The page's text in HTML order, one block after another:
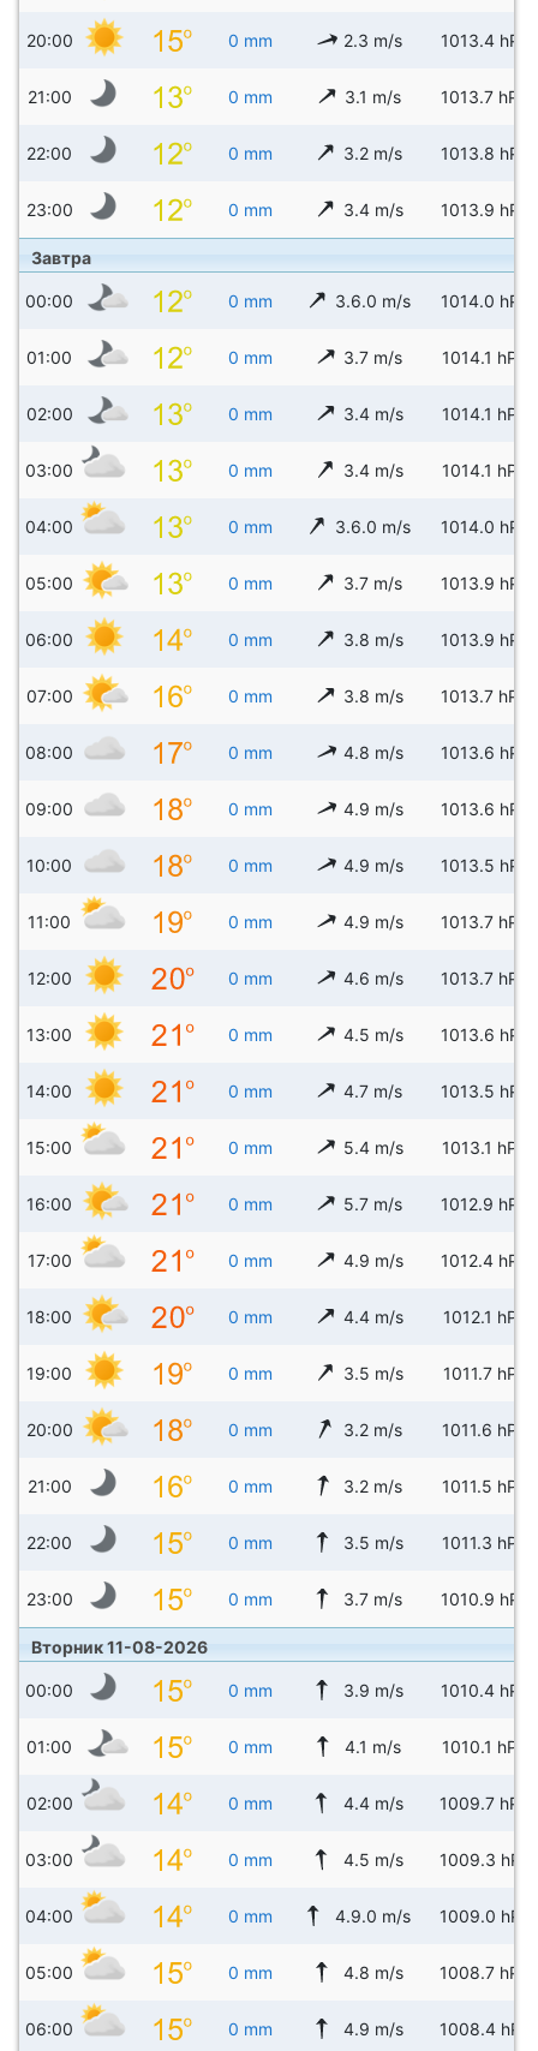
20:00 0 mm 2.3 m/s 1013.4 hPa
21:00 0 mm 3.1 m/s 1013.7 hPa
22:00 0 mm 3.2 m/s 1013.8 hPa
23:00 0 mm 3.4 m/s 1013.9 hPa
Завтра
00:00 0 mm 3.6.0 m/s 1014.0 hPa
01:00 0 mm 3.7 m/s 1014.1 hPa
02:00 0 mm 3.4 m/s 1014.1 hPa
03:00 0 mm 3.4 m/s 1014.1 hPa
04:00 0 mm 3.6.0 m/s 1014.0 hPa
05:00 0 mm 3.7 m/s 1013.9 hPa
06:00 0 mm 3.8 m/s 1013.9 hPa
07:00 0 mm 3.8 m/s 1013.7 hPa
08:00 0 mm 4.8 m/s 1013.6 hPa
09:00 0 mm 4.9 m/s 1013.6 hPa
10:00 0 mm 4.9 m/s 1013.5 hPa
11:00 0 mm 4.9 m/s 1013.7 hPa
12:00 0 mm 4.6 m/s 1013.7 hPa
13:00 0 mm 4.5 m/s 1013.6 hPa
14:00 0 mm 4.7 m/s 1013.5 hPa
15:00 0 mm 5.4 m/s 1013.1 hPa
16:00 0 mm 5.7 m/s 1012.9 hPa
17:00 0 mm 4.9 m/s 1012.4 hPa
18:00 0 mm 4.4 m/s 1012.1 hPa
19:00 0 mm 3.5 m/s 1011.7 hPa
20:00 0 mm 3.2 m/s 1011.6 hPa
21:00 0 mm 3.2 m/s 1011.5 hPa
22:00 0 mm 3.5 m/s 1011.3 hPa
23:00 0 mm 3.7 m/s 1010.9 hPa
Вторник 11-08-2026
00:00 0 mm 3.9 m/s 1010.4 hPa
01:00 0 mm 4.1 m/s 1010.1 hPa
02:00 0 mm 4.4 m/s 1009.7 hPa
03:00 0 mm 4.5 m/s 1009.3 hPa
04:00 0 mm 4.9.0 m/s 1009.0 hPa
05:00 0 mm 4.8 m/s 1008.7 hPa
06:00 0 mm 4.9 m/s 1008.4 hPa